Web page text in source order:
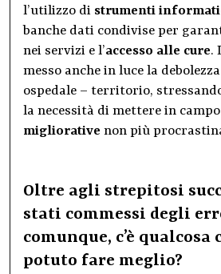
l’utilizzo di strumenti
banche dati condivise per
nei servizi e l’accesso alle cure.
messo anche in luce la
ospedale – territorio,
la necessità di mettere in campo
migliorative non più
Oltre agli strepitosi
stati commessi degli
comunque, c’è qualcosa
potuto fare meglio?